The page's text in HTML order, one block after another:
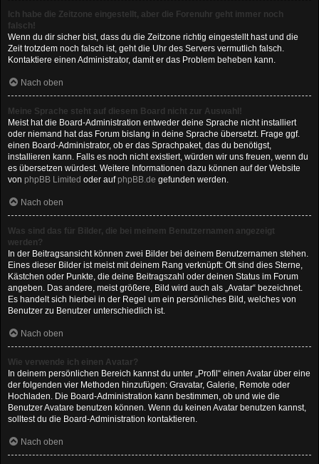
Ich habe die Zeitzone eingestellt, aber die Forenuhr geht immer noch
falsch!
Wenn du dir sicher bist, dass du die Zeitzone richtig eingestellt hast und die
Zeit trotzdem noch falsch ist, geht die Uhr des Servers vermutlich falsch.
Kontaktiere einen Administrator, damit er das Problem beheben kann.
Nach oben
Meine Sprache steht auf diesem Board nicht zur Auswahl!
Meist hat die Board-Administration entweder deine Sprache nicht installiert
oder niemand hat das Forum bislang in deine Sprache übersetzt. Frage ggf.
einen Board-Administrator, ob er das Sprachpaket, das du benötigst,
installieren kann. Falls es noch nicht existiert, würden wir uns freuen, wenn du
es übersetzen würdest. Weitere Informationen dazu können auf der Website
von phpBB Limited oder aufphpBB.de gefunden werden.
Nach oben
Was sind das für Bilder, die bei meinem Benutzernamen angezeigt
werden?
In der Beitragsansicht können zwei Bilder bei deinem Benutzernamen stehen.
Eines dieser Bilder ist meist mit deinem Rang verknüpft: Oft sind dies Sterne,
Kästchen oder Punkte, die deine Beitragszahl oder deinen Status im Forum
angeben. Das andere, meist größere, Bild wird auch als „Avatar“ bezeichnet.
Es handelt sich hierbei in der Regel um ein persönliches Bild, welches von
Benutzer zu Benutzer unterschiedlich ist.
Nach oben
Wie verwende ich einen Avatar?
In deinem persönlichen Bereich kannst du unter „Profil“ einen Avatar über eine
der folgenden vier Methoden hinzufügen: Gravatar, Galerie, Remote oder
Hochladen. Die Board-Administration kann bestimmen, ob und wie die
Benutzer Avatare benutzen können. Wenn du keinen Avatar benutzen kannst,
solltest du die Board-Administration kontaktieren.
Nach oben